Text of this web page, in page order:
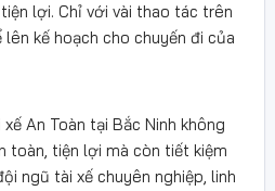
lợi. Chỉ với vài thao tác trên
kế hoạch cho chuyến đi của
An Toàn tại Bắc Ninh không
toàn, tiện lợi mà còn tiết kiệm
ngũ tài xế chuyên nghiệp, linh